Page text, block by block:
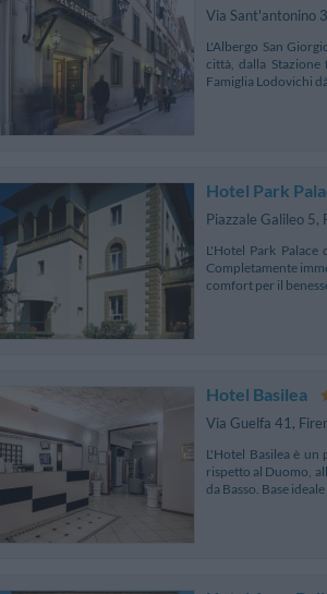
Via Sant'antonino 3
L'Albergo San
città, dalla
Famiglia Lodovichi
Hotel Park
Piazzale Galileo 5,
L'Hotel Park
Completamente
comfort per il
Hotel Basilea
Via Guelfa 41 ,
L'Hotel Basilea è
rispetto al Duomo,
da Basso. Base ideale